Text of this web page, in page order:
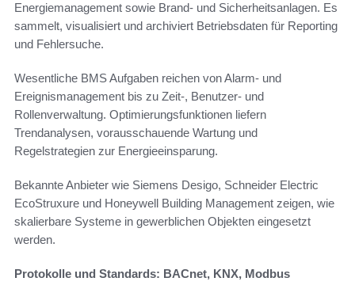
Energiemanagement sowie Brand- und Sicherheitsanlagen. Es
sammelt, visualisiert und archiviert Betriebsdaten für Reporting
und Fehlersuche.
Wesentliche BMS Aufgaben reichen von Alarm- und
Ereignismanagement bis zu Zeit-, Benutzer- und
Rollenverwaltung. Optimierungsfunktionen liefern
Trendanalysen, vorausschauende Wartung und
Regelstrategien zur Energieeinsparung.
Bekannte Anbieter wie Siemens Desigo, Schneider Electric
EcoStruxure und Honeywell Building Management zeigen, wie
skalierbare Systeme in gewerblichen Objekten eingesetzt
werden.
Protokolle und Standards: BACnet, KNX, Modbus